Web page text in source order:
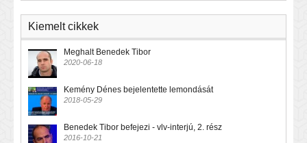
Kiemelt cikkek
Meghalt Benedek Tibor
2020-06-18
Kemény Dénes bejelentette lemondását
2018-05-29
Benedek Tibor befejezi - vlv-interjú, 2. rész
2016-10-21